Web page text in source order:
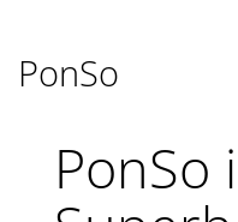
PonSo
PonSo